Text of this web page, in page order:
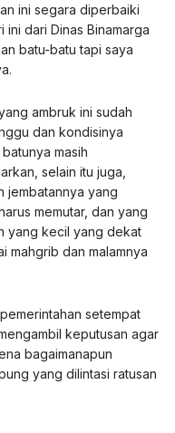
ini segara diperbaiki
ini dari Dinas Binamarga
batu-batu tapi saya
ambruk ini sudah
dan kondisinya
masih
selain itu juga,
jembatannya yang
memutar, dan yang
yang kecil yang dekat
mahgrib dan malamnya
setempat
keputusan agar
bagaimanapun
yang dilintasi ratusan